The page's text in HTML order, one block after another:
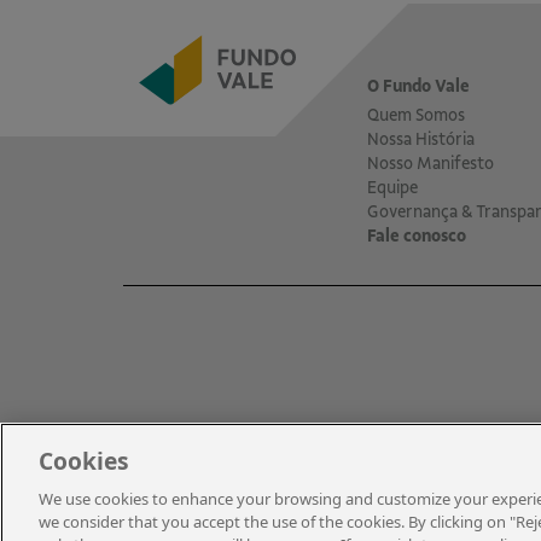
O Fundo Vale
Quem Somos
Nossa História
Nosso Manifesto
Equipe
Governança &
Fale conosco
© 2021 – Vale | Todos os direitos reservados.
Cookies
We use cookies to enhance your browsing and customize your
we consider that you accept the use of the cookies. By clicking on